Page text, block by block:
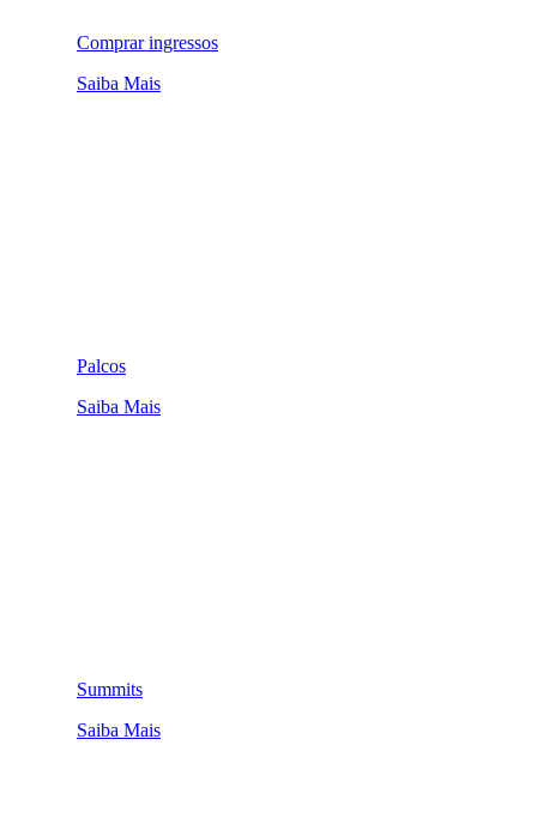
Comprar ingressos
Saiba Mais
Palcos
Saiba Mais
Summits
Saiba Mais